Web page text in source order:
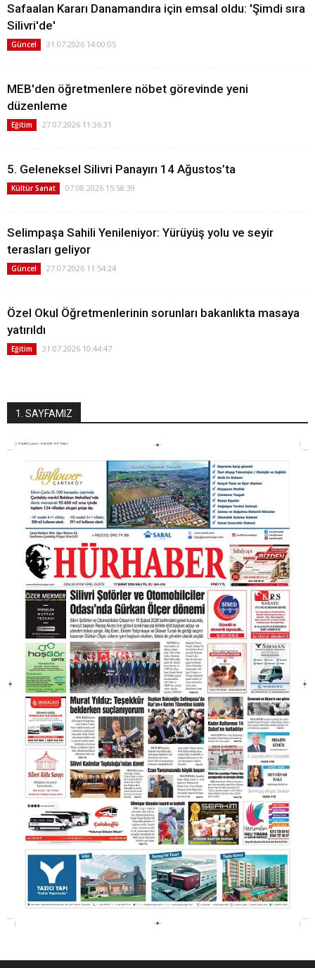
Safaalan Kararı Danamandıra için emsal oldu: 'Şimdi sıra
Silivri'de'
Güncel 31.07.2026 14:00:05
MEB'den öğretmenlere nöbet görevinde yeni
düzenleme
Eğitim 27.07.2026 11:36:31
5. Geleneksel Silivri Panayırı 14 Ağustos’ta
Kültür Sanat 07.08.2026 15:58:39
Selimpaşa Sahili Yenileniyor: Yürüyüş yolu ve seyir
terasları geliyor
Güncel 27.07.2026 11:54:24
Özel Okul Öğretmenlerinin sorunları bakanlıkta masaya
yatırıldı
Eğitim 31.07.2026 10:44:47
1. SAYFAMIZ